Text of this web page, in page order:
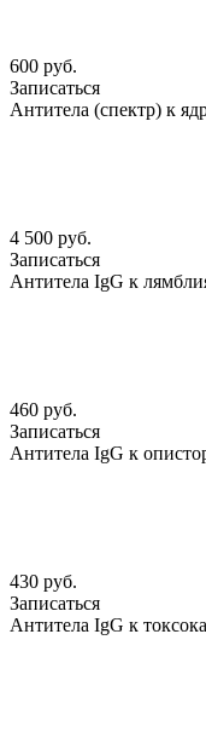
600 руб.
Записаться
Антитела (спектр) к
4 500 руб.
Записаться
Антитела IgG к
460 руб.
Записаться
Антитела IgG к
430 руб.
Записаться
Антитела IgG к